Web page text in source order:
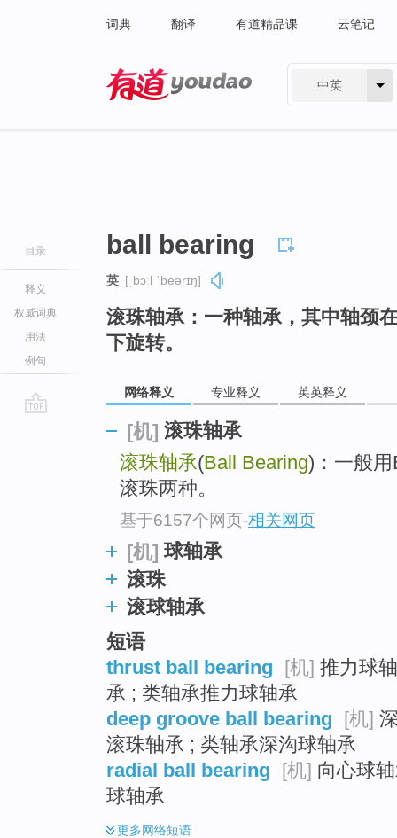
词典 翻译 有道精品课 云笔记
中英
目录
释义
权威词典
用法
例句
ball bearing
英 [ˌbɔːl ˈbeərɪŋ]
滚珠轴承：一种轴承，其中轴颈
下旋转。
网络释义 专业释义 英英释义
[机] 滚珠轴承
滚珠轴承(Ball Bearing)：一般
滚珠两种。
基于6157个网页-相关网页
[机] 球轴承
滚珠
滚球轴承
短语
thrust ball bearing [机] 推力球
承 ; 类轴承推力球轴承
deep groove ball bearing [机]
滚珠轴承 ; 类轴承深沟球轴承
radial ball bearing [机] 向心球
球轴承
更多网络短语